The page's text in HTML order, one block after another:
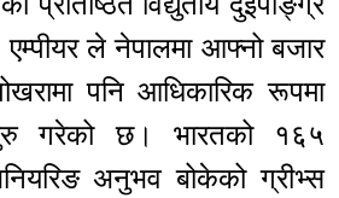
एम्पीयर ले नेपालमा आफ्नो बजार
पनि आधिकारिक रूपमा
गरेको छ। भारतको १६५
अनुभव बोकेको ग्रीभ्स